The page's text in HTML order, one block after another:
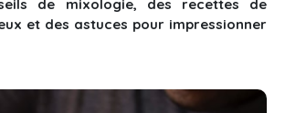
de mixologie, des recettes de
et des astuces pour impressionner